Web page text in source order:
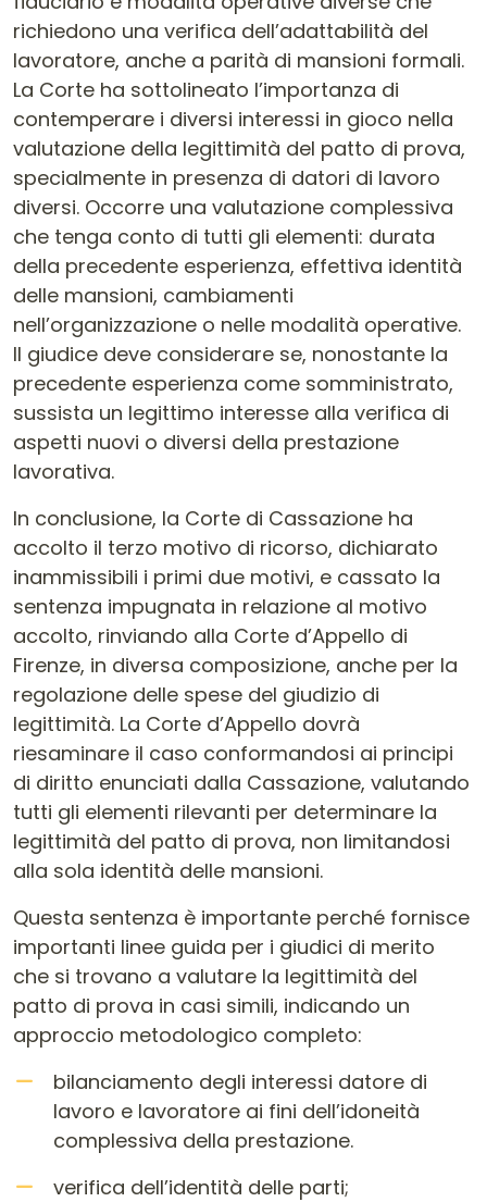
richiedono una verifica dell’adattabilità del
lavoratore, anche a parità di mansioni formali.
La Corte ha sottolineato l’importanza di
contemperare i diversi interessi in gioco nella
valutazione della legittimità del patto di prova,
specialmente in presenza di datori di lavoro
diversi. Occorre una valutazione complessiva
che tenga conto di tutti gli elementi: durata
della precedente esperienza, effettiva identità
delle mansioni, cambiamenti
nell’organizzazione o nelle modalità operative.
Il giudice deve considerare se, nonostante la
precedente esperienza come somministrato,
sussista un legittimo interesse alla verifica di
aspetti nuovi o diversi della prestazione
lavorativa.
In conclusione, la Corte di Cassazione ha
accolto il terzo motivo di ricorso, dichiarato
inammissibili i primi due motivi, e cassato la
sentenza impugnata in relazione al motivo
accolto, rinviando alla Corte d’Appello di
Firenze, in diversa composizione, anche per la
regolazione delle spese del giudizio di
legittimità. La Corte d’Appello dovrà
riesaminare il caso conformandosi ai principi
di diritto enunciati dalla Cassazione, valutando
tutti gli elementi rilevanti per determinare la
legittimità del patto di prova, non limitandosi
alla sola identità delle mansioni.
Questa sentenza è importante perché fornisce
importanti linee guida per i giudici di merito
che si trovano a valutare la legittimità del
patto di prova in casi simili, indicando un
approccio metodologico completo:
bilanciamento degli interessi datore di
lavoro e lavoratore ai fini dell’idoneità
complessiva della prestazione.
verifica dell’identità delle parti;